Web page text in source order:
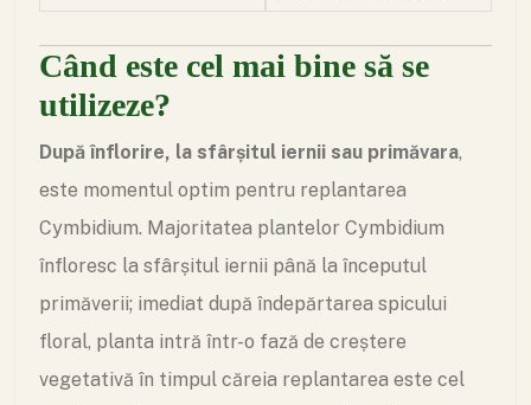
Când este cel mai bine să se
utilizeze?
După înflorire, la sfârșitul iernii sau primăvara,
este momentul optim pentru replantarea
Cymbidium. Majoritatea plantelor Cymbidium
înfloresc la sfârșitul iernii până la începutul
primăverii; imediat după îndepărtarea spicului
floral, planta intră într-o fază de creștere
vegetativă în timpul căreia replantarea este cel